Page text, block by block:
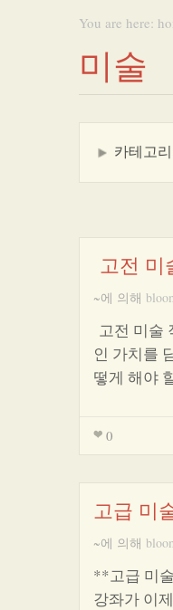
You are here:
미술
카테고
고전 미
~에 의해
고전 미술
인 가치를
떻게 해야
0
고급 미
~에 의해
**고급 미
강좌가 이